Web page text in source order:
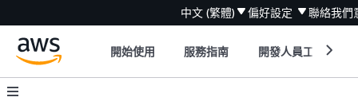
中文 (繁體) 偏好設定 聯絡我們
開始使用 服務指南 開發人員工具